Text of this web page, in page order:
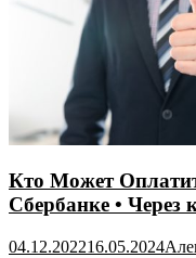
Кто Может
Сбербанке • Через
04.12.202216.05.2024